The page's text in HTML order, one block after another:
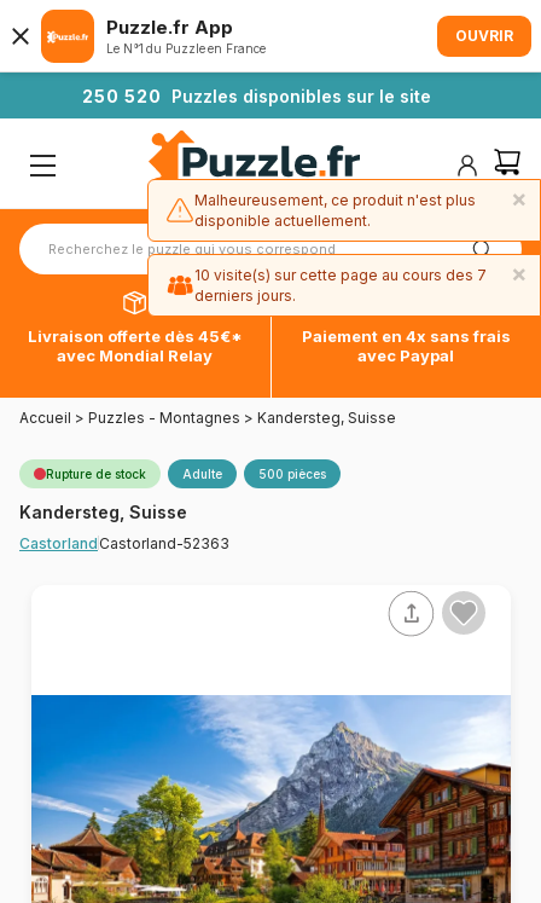
250 520 Puzzles disponibles sur le site
Livraison offerte dès 45€*
avec Mondial Relay
Paiement en 4x sans frais
avec Paypal
Accueil > Puzzles - Montagnes > Kandersteg, Suisse
Rupture de stock Adulte 500 pièces
Kandersteg, Suisse
Castorland Castorland-52363
Puzzle.fr App
Le N°1 du Puzzle en France
OUVRIR
×
Malheureusement, ce produit n'est plus
disponible actuellement.
×
10 visite(s) sur cette page au cours des 7
derniers jours.